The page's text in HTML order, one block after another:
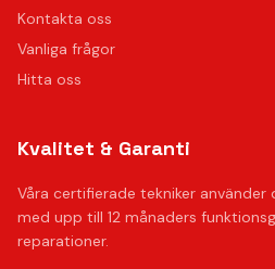
Kontakta oss
Vanliga frågor
Hitta oss
Kvalitet & Garanti
Våra certifierade tekniker använder
med upp till 12 månaders
reparationer.